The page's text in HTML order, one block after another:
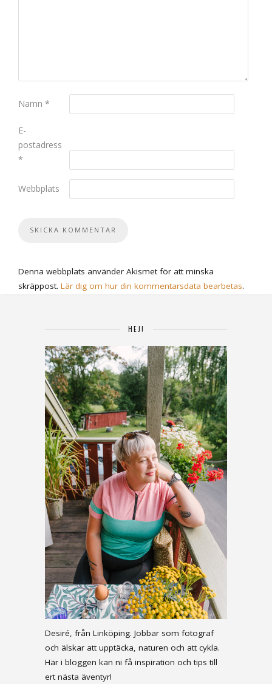
Namn *
E-
postadress
*
Webbplats
Denna webbplats använder Akismet för att minska
skräppost. Lär dig om hur din kommentarsdata bearbetas.
HEJ!
Desiré, från Linköping. Jobbar som fotograf
och älskar att upptäcka, naturen och att cykla.
Här i bloggen kan ni få inspiration och tips till
ert nästa äventyr!